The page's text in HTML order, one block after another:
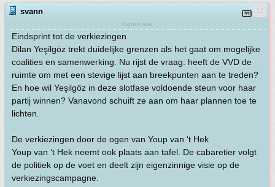
svann
night-hawk
Eindsprint tot de verkiezingen
Dilan Yeşilgöz trekt duidelijke grenzen als het gaat om mogelijke
coalities en samenwerking. Nu rijst de vraag: heeft de VVD de
ruimte om met een stevige lijst aan breekpunten aan te treden?
En hoe wil Yeşilgöz in deze slotfase voldoende steun voor haar
partij winnen? Vanavond schuift ze aan om haar plannen toe te
lichten.
De verkiezingen door de ogen van Youp van ‘t Hek
Youp van ‘t Hek neemt ook plaats aan tafel. De cabaretier volgt
de politiek op de voet en deelt zijn eigenzinnige visie op de
verkiezingscampagne.